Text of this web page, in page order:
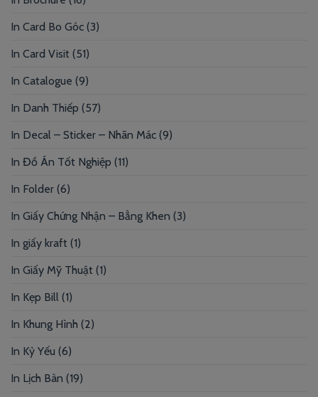
In Card Bo Góc (3)
In Card Visit (51)
In Catalogue (9)
In Danh Thiếp (57)
In Decal – Sticker – Nhãn Mác (9)
In Đồ Án Tốt Nghiệp (11)
In Folder (6)
In Giấy Chứng Nhận – Bằng Khen (3)
In giấy kraft (1)
In Giấy Mỹ Thuật (1)
In Kẹp Bill (1)
In Khung Hình (2)
In Kỷ Yếu (6)
In Lịch Bàn (19)